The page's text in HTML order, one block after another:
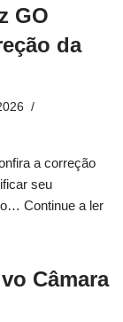
GO
da
a correção
seu
o… Continue a ler
Câmara